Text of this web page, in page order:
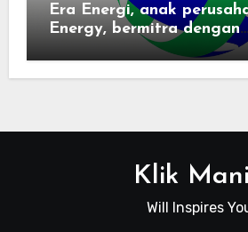
Era Energi, anak
Energy, bermitra dengan
Zhuochuangtong untuk
Klik
Will Inspires